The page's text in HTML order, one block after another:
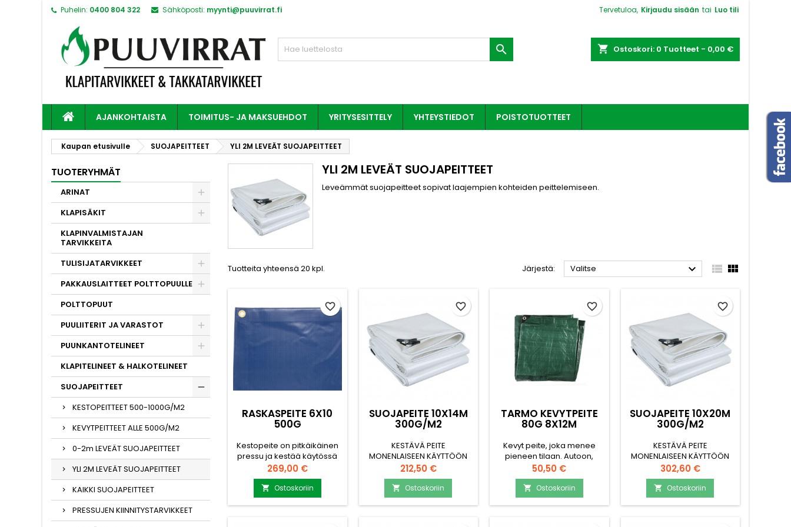
Puhelin: 0400 804 322 Sähköposti: myynti@puuvirrat.fi Tervetuloa, Kirjaudu sisään tai Luo tili
shopping_cart Ostoskori: 0 Tuotteet - 0,00 €

AJANKOHTAISTA TOIMITUS- JA MAKSUEHDOT YRITYSESITTELY YHTEYSTIEDOT POISTOTUOTTEET
Kaupan etusivulle SUOJAPEITTEET YLI 2M LEVEÄT SUOJAPEITTEET
TUOTERYHMÄT
ARINAT
KLAPISÄKIT
KLAPINVALMISTAJAN
TARVIKKEITA
TULISIJATARVIKKEET
PAKKAUSLAITTEET POLTTOPUULLE
POLTTOPUUT
PUULIITERIT JA VARASTOT
PUUNKANTOTELINEET
KLAPITELINEET & HALKOTELINEET
SUOJAPEITTEET
KESTOPEITTEET 500-1000G/M2
KEVYTPEITTEET ALLE 500G/M2
0-2m LEVEÄT SUOJAPEITTEET
YLI 2M LEVEÄT SUOJAPEITTEET
KAIKKI SUOJAPEITTEET
PRESSUJEN KIINNITYSTARVIKKEET
YLI 2M LEVEÄT SUOJAPEITTEET
Leveämmät suojapeitteet sopivat laajempien kohteiden peittelemiseen.
Tuotteita yhteensä 20 kpl. Järjestä: Valitse   
RASKASPEITE 6X10
500G
Kestopeite on pitkäikäinen
pressu ja kestää käytössä
pitkään, kun peitettä
käytetään ja säilytetään
oikein. Se on kestävä
suojapeite, joka sopii
klapipinojen,
Hinta
269,00 €
 Ostoskoriin
favorite_border
SUOJAPEITE 10X14M
300G/M2
KESTÄVÄ PEITE
MONENLAISEEN KÄYTTÖÖN
Sopii hyvin esim. klapien
peittelyyn, kulkuneuvojen
kausisuojukseen tai
työmaalle. Uv-suojaus ja
kulmanvahvikkeet
Hinta
212,50 €
 Ostoskoriin
favorite_border
TARMO KEVYTPEITE
80G 8X12M
Kevyt peite, joka menee
pieneen tilaan. Autoon,
veneeseen, peräkärryyn.
Vahvuus 80-90g/m2
Metsänvihreä väri UV-
suojaus Alumiiniset
kiinnitysrenkaat, metrin
Hinta
50,50 €
 Ostoskoriin
favorite_border
SUOJAPEITE 10X20M
300G/M2
KESTÄVÄ PEITE
MONENLAISEEN KÄYTTÖÖN
MYÖS NOUTO MAHDOLLISTA
Sopii hyvin esim. klapien
peittelyyn, kulkuneuvojen
kausisuojukseen tai
työmaalle. Uv-suojaus ja
Hinta
302,60 €
 Ostoskoriin
favorite_border